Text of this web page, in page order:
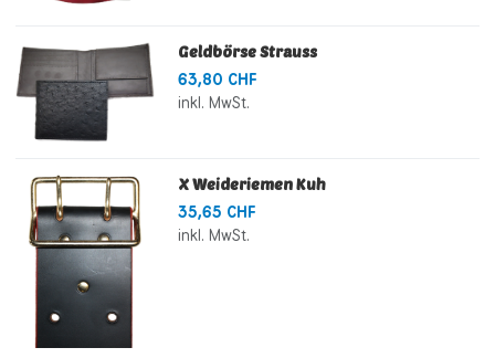
Geldbörse Strauss
63,80 CHF
inkl. MwSt.
X Weideriemen Kuh
35,65 CHF
inkl. MwSt.